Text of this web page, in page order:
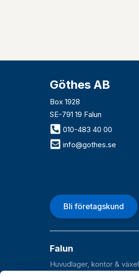
Göthes AB
Box 1928
SE-791 19 Falun
010-483 40 00
info@gothes.se
Bli företagskund
Falun
Huvudlager, kontor & växel